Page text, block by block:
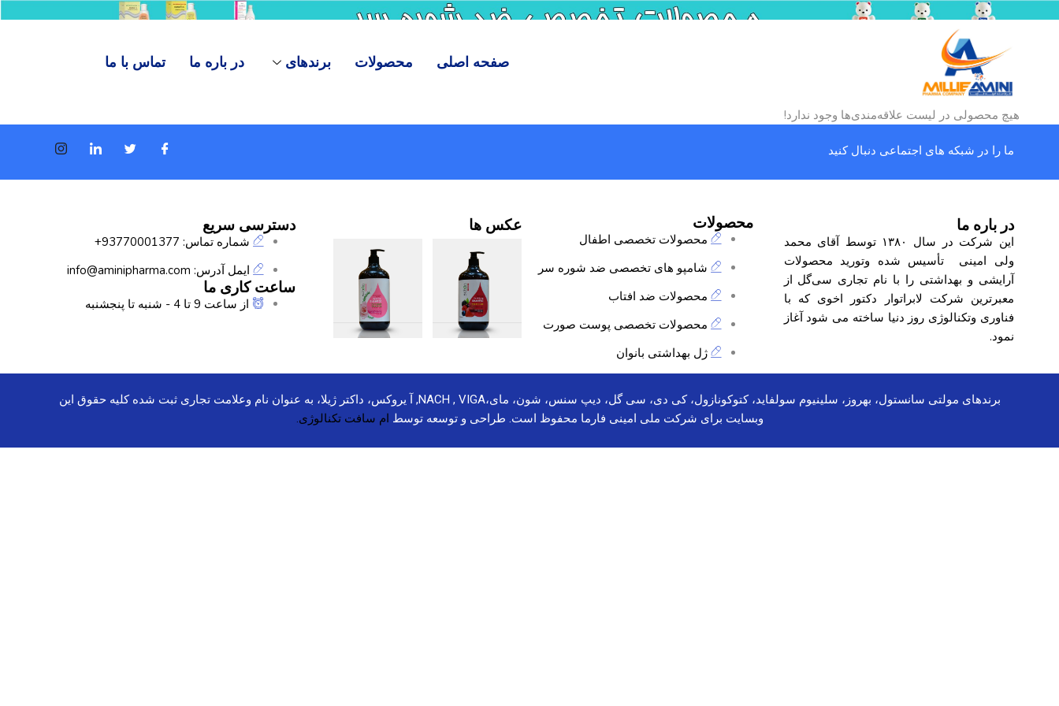
صفحه اصلی محصولات برندهای در باره ما تماس با ما
هیچ محصولی در لیست علاقه‌مندی‌ها وجود ندارد!
ما را در شبکه های اجتماعی دنبال کنید
در باره ما
این شرکت در سال ۱۳۸۰ توسط آقای محمد
ولی امینی تأسیس شده وتورید محصولات
آرایشی و بهداشتی را با نام تجاری سی‌گل از
معبرترین شرکت لابراتوار دکتور اخوی که با
فناوری وتکنالوژی روز دنیا ساخته می شود آغاز
نمود.
محصولات
محصولات تخصصی اطفال
شامپو های تخصصی ضد شوره سر
محصولات ضد افتاب
محصولات تخصصی پوست صورت
ژل بهداشتی بانوان
عکس ها دسترسی سریع
شماره تماس: 93770001377+
ایمل آدرس: info@aminipharma.com
ساعت کاری ما
از ساعت 9 تا 4 - شنبه تا پنجشنبه
برندهای مولتی سانستول، بهروز، سلینیوم سولفاید، کتوکونازول، کی دی، سی گل، دیپ سنس، شون، مای،NACH , VIGA, آ یروکس، داکتر ژیلا، به عنوان نام وعلامت تجاری ثبت شده کلیه حقوق این
وبسایت برای شرکت ملی امینی فارما محفوظ است. طراحی و توسعه توسط ام سافت تکنالوژی.